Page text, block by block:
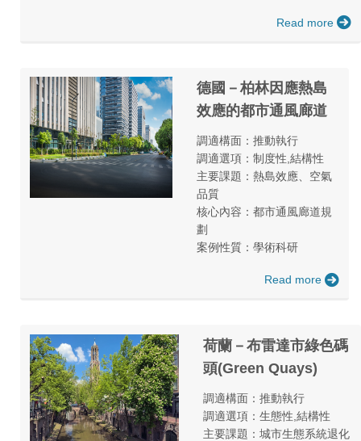
Read more
德國－柏林因應熱島
效應的都市通風廊道
調適構面：推動執行
調適選項：制度性,結構性
主要課題：熱島效應、空氣
品質
核心內容：都市通風廊道規
劃
案例性質：學術科研
Read more
荷蘭－布雷達市綠色碼
頭(Green Quays)
調適構面：推動執行
調適選項：生態性,結構性
主要課題：城市生態系統退化